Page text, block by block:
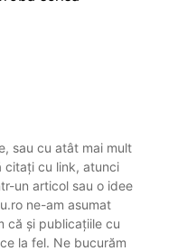
sau cu atât mai mult
citați cu link, atunci
un articol sau o idee
ne-am asumat
că și publicațiile cu
la fel. Ne bucurăm